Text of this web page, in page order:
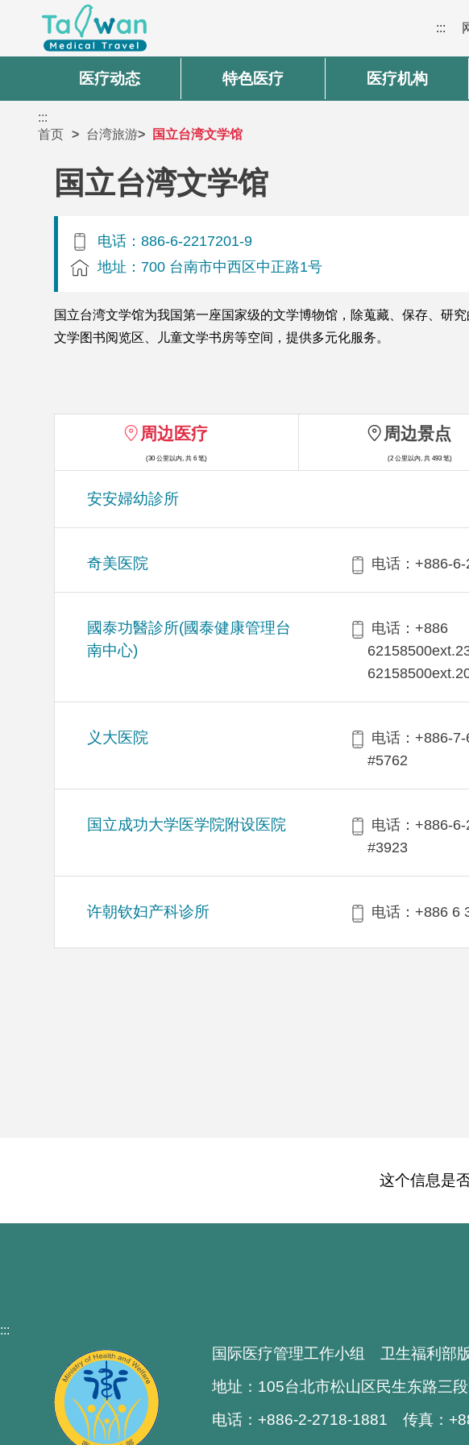
:::
医疗动态 特色医疗 医疗机构
:::
首页
台湾旅游 国立台湾文学馆
国立台湾文学馆
电话：886-6-2217201-9
地址：700 台南市中西区中正路1号
国立台湾文学馆为我国第一座国家级的文学博物馆，除蒐藏、保存、研
文学图书阅览区、儿童文学书房等空间，提供多元化服务。
周边医疗
(30 公里以内, 共 6 笔)
安安婦幼診所
奇美医院 电话：+886-
國泰功醫診所(國泰健康管理台
南中心)
电话：+886
义大医院
电话：+886-
#5762
国立成功大学医学院附设医院
电话：+886-
#3923
许朝钦妇产科诊所 电话：+886 6
周边景点
(2 公里以内, 共 493 笔)
这个信息是
:::
国际医疗管理工作小组 卫生福利部
地址：105台北市松山区民生东路三
电话：+886-2-2718-1881 传真：